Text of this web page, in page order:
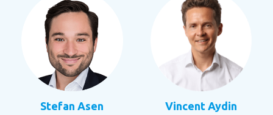
Stefan Asen Vincent Aydin